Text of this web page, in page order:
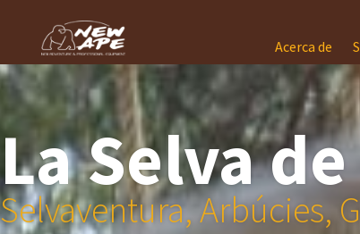
Acerca de
La Selva
Selvaventura, Arbúcies,